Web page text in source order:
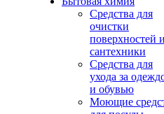
Средства для
очистки
поверхностей
сантехники
Средства для
ухода за
и обувью
Моющие